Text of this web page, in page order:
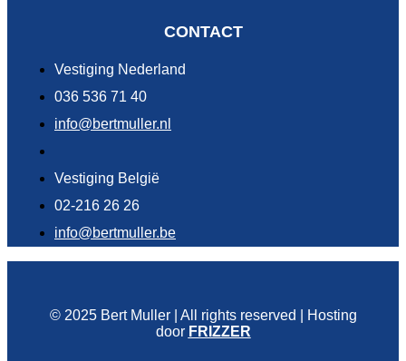
CONTACT
Vestiging Nederland
036 536 71 40
info@bertmuller.nl
Vestiging België
02-216 26 26
info@bertmuller.be
© 2025 Bert Muller | All rights reserved | Hosting
door FRIZZER